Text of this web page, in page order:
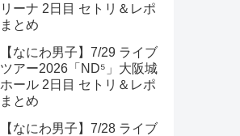
リーナ 2日目 セトリ＆レポ
まとめ
【なにわ男子】7/29 ライブ
ツアー2026「ND⁵」大阪城
ホール 2日目 セトリ＆レポ
まとめ
【なにわ男子】7/28 ライブ